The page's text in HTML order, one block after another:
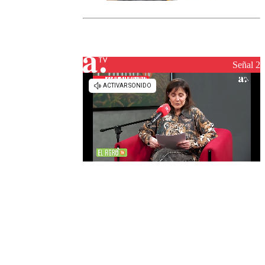
el fin de la
reconstrucciónSeñal 2